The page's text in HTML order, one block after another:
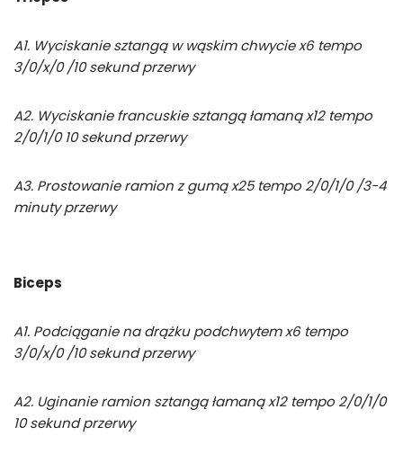
A1. Wyciskanie sztangą w wąskim chwycie x6 tempo
3/0/x/0 /10 sekund przerwy
A2. Wyciskanie francuskie sztangą łamaną x12 tempo
2/0/1/0 10 sekund przerwy
A3. Prostowanie ramion z gumą x25 tempo 2/0/1/0 /3-4
minuty przerwy
Biceps
A1. Podciąganie na drążku podchwytem x6 tempo
3/0/x/0 /10 sekund przerwy
A2. Uginanie ramion sztangą łamaną x12 tempo 2/0/1/0
10 sekund przerwy